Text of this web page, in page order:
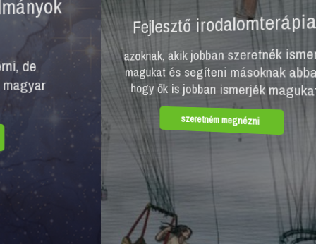
Fejlesztő irodalomterápia
azoknak, akik jobban szeretnék ismerni
magukat és segíteni másoknak abban,
hogy ők is jobban ismerjék magukat
szeretném megnézni